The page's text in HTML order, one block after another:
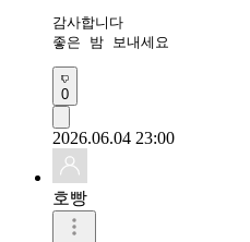
감사합니다
좋은 밤 보내세요
0
2026.06.04 23:00
호빵